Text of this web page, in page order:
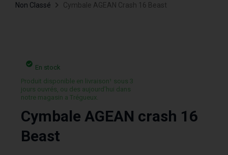
Non Classé Cymbale AGEAN Crash 16 Beast
En stock
Produit disponible en livraison¹ sous 3
jours ouvrés, ou des aujourd’hui dans
notre magasin a Trégueux.
Cymbale AGEAN crash 16
Beast